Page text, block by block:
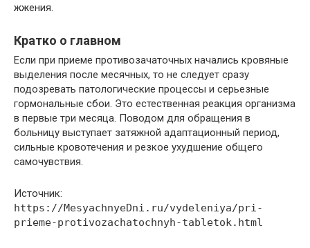
жжения.
Кратко о главном
Если при приеме противозачаточных начались кровяные
выделения после месячных, то не следует сразу
подозревать патологические процессы и серьезные
гормональные сбои. Это естественная реакция организма
в первые три месяца. Поводом для обращения в
больницу выступает затяжной адаптационный период,
сильные кровотечения и резкое ухудшение общего
самочувствия.
Источник:
https://MesyachnyeDni.ru/vydeleniya/pri-
prieme-protivozachatochnyh-tabletok.html